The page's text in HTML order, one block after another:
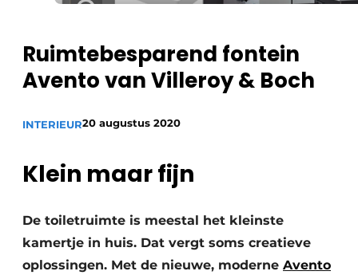
Ruimtebesparend fontein
Avento van Villeroy & Boch
INTERIEUR20 augustus 2020
Klein maar fijn
De toiletruimte is meestal het kleinste
kamertje in huis. Dat vergt soms creatieve
oplossingen. Met de nieuwe, moderne Avento